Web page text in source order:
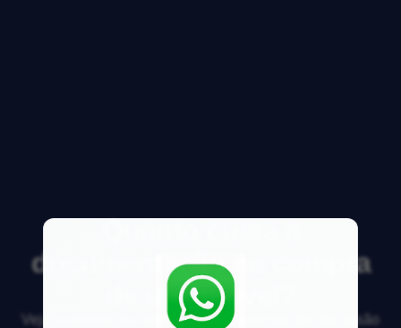
Quanto custa a
documentação na compra
de um imóvel?
Veja respostas de especialistas e participe da discussão